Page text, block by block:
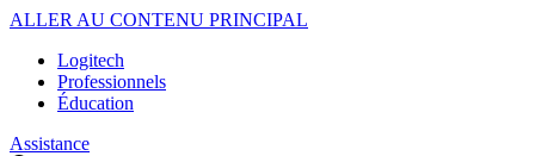
ALLER AU CONTENU PRINCIPAL
Logitech
Professionnels
Éducation
Assistance